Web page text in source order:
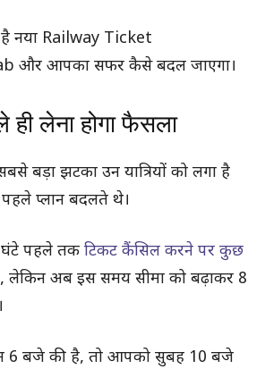
नया Railway Ticket
और आपका सफर कैसे बदल जाएगा।
लेना होगा फैसला
बड़ा झटका उन यात्रियों को लगा है
प्लान बदलते थे।
घंटे पहले तक टिकट कैंसिल करने पर कुछ
लेकिन अब इस समय सीमा को बढ़ाकर 8
6 बजे की है, तो आपको सुबह 10 बजे